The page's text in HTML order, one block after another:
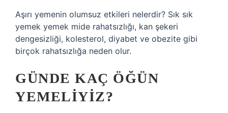
Aşırı yemenin olumsuz etkileri nelerdir? Sık sık
yemek yemek mide rahatsızlığı, kan şekeri
dengesizliği, kolesterol, diyabet ve obezite gibi
birçok rahatsızlığa neden olur.
GÜNDE KAÇ ÖĞÜN
YEMELIYIZ?